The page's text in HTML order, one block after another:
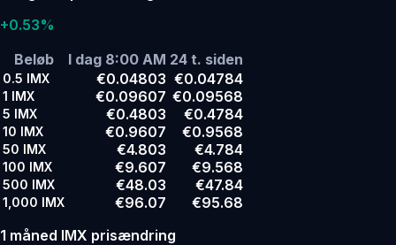
+0.53%
Beløb
I dag 8:00 AM 24 t. siden
0.5 IMX €0.04803 €0.04784
1 IMX €0.09607 €0.09568
5 IMX €0.4803 €0.4784
10 IMX €0.9607 €0.9568
50 IMX €4.803 €4.784
100 IMX €9.607 €9.568
500 IMX €48.03 €47.84
1,000 IMX €96.07
€95.68
1 måned IMX prisændring